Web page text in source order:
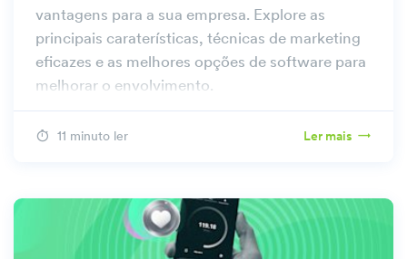
vantagens para a sua empresa. Explore as
principais caraterísticas, técnicas de marketing
eficazes e as melhores opções de software para
melhorar o envolvimento.
11 minuto ler Ler mais